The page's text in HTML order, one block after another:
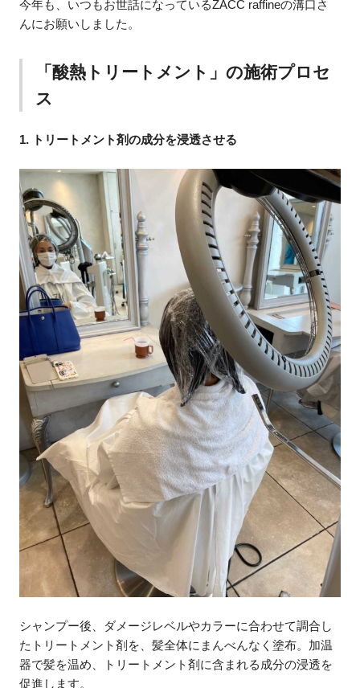
今年も、いつもお世話になっているZACC raffineの溝口さ
んにお願いしました。
「酸熱トリートメント」の施術プロセ
ス
1. トリートメント剤の成分を浸透させる
シャンプー後、ダメージレベルやカラーに合わせて調合し
たトリートメント剤を、髪全体にまんべんなく塗布。加温
器で髪を温め、トリートメント剤に含まれる成分の浸透を
促進します。